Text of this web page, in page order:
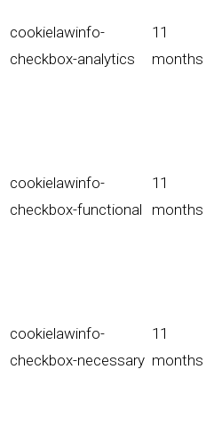
cookielawinfo-
checkbox-analytics
11
months
cookielawinfo-
checkbox-functional
11
months
cookielawinfo-
checkbox-necessary
11
months